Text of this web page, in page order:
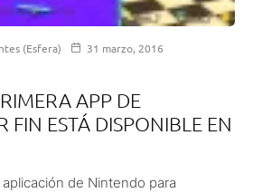
(Esfera)
31 marzo, 2016
APP DE
FIN ESTÁ DISPONIBLE EN
de Nintendo para